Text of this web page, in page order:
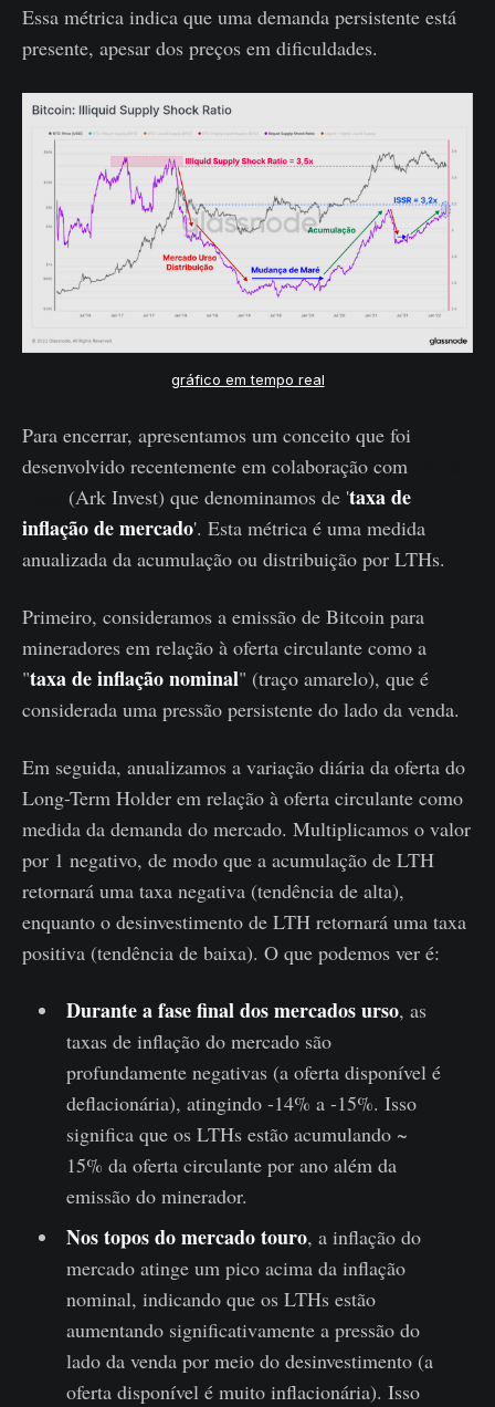
Essa métrica indica que uma demanda persistente está
presente, apesar dos preços em dificuldades.
gráfico em tempo real
Para encerrar, apresentamos um conceito que foi
desenvolvido recentemente em colaboração com
(Ark Invest) que denominamos de 'taxa de
inflação de mercado'. Esta métrica é uma medida
anualizada da acumulação ou distribuição por LTHs.
Primeiro, consideramos a emissão de Bitcoin para
mineradores em relação à oferta circulante como a
"taxa de inflação nominal" (traço amarelo), que é
considerada uma pressão persistente do lado da venda.
Em seguida, anualizamos a variação diária da oferta do
Long-Term Holder em relação à oferta circulante como
medida da demanda do mercado. Multiplicamos o valor
por 1 negativo, de modo que a acumulação de LTH
retornará uma taxa negativa (tendência de alta),
enquanto o desinvestimento de LTH retornará uma taxa
positiva (tendência de baixa). O que podemos ver é:
Durante a fase final dos mercados urso, as
taxas de inflação do mercado são
profundamente negativas (a oferta disponível é
deflacionária), atingindo -14% a -15%. Isso
significa que os LTHs estão acumulando ~
15% da oferta circulante por ano além da
emissão do minerador.
Nos topos do mercado touro, a inflação do
mercado atinge um pico acima da inflação
nominal, indicando que os LTHs estão
aumentando significativamente a pressão do
lado da venda por meio do desinvestimento (a
oferta disponível é muito inflacionária). Isso